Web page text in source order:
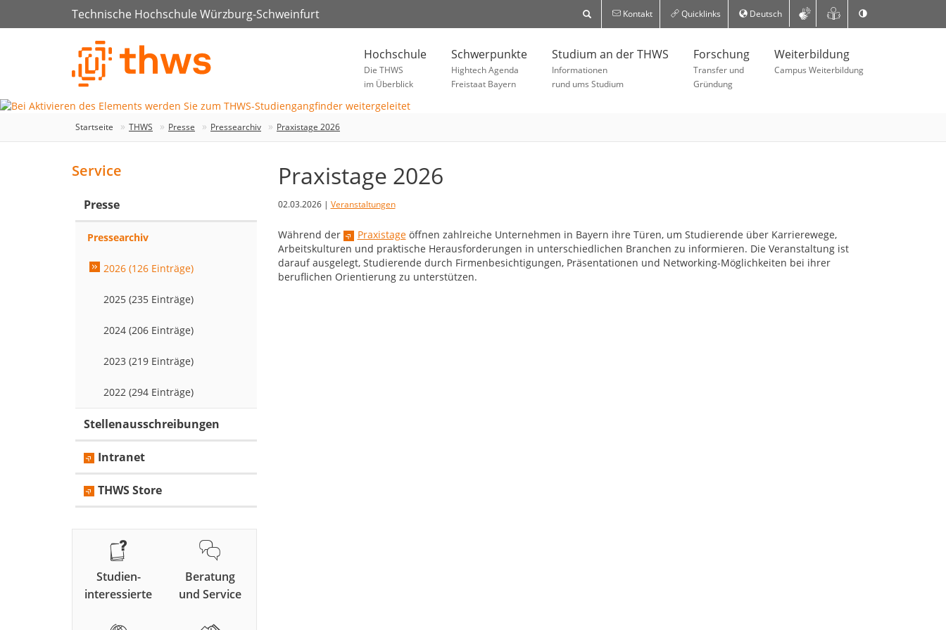
Technische Hochschule Würzburg-Schweinfurt Kontakt Quicklinks Deutsch
Hochschule
Die THWS
im Überblick
Schwerpunkte
Hightech Agenda
Freistaat Bayern
Studium an der THWS
Informationen
rund ums Studium
Forschung
Transfer und
Gründung
Weiterbildung
Campus Weiterbildung
Startseite THWS Presse Pressearchiv Praxistage 2026
Praxistage 2026
02.03.2026 | Veranstaltungen
Während der Praxistageöffnen zahlreiche Unternehmen in Bayern ihre Türen, um Studierende über Karrierewege,
Arbeitskulturen und praktische Herausforderungen in unterschiedlichen Branchen zu informieren. Die Veranstaltung ist
darauf ausgelegt, Studierende durch Firmenbesichtigungen, Präsentationen und Networking-Möglichkeiten bei ihrer
beruflichen Orientierung zu unterstützen.
Service
Presse
Pressearchiv
2026 (126 Einträge)
2025 (235 Einträge)
2024 (206 Einträge)
2023 (219 Einträge)
2022 (294 Einträge)
Stellenausschreibungen
Intranet
THWS Store
Studien-
interessierte
Beratung
und Service